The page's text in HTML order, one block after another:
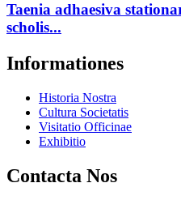
Taenia adhaesiva
scholis...
Informationes
Historia Nostra
Cultura Societatis
Visitatio Officinae
Exhibitio
Contacta Nos